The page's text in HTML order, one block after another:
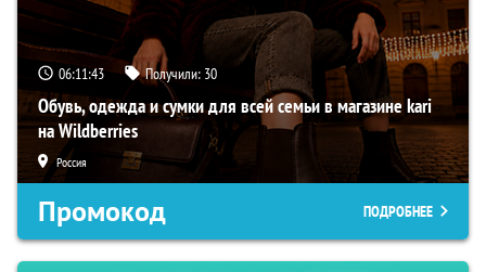
06:11:43 Получили: 30
Обувь, одежда и сумки для всей семьи в магазине kari
на Wildberries
Россия
Промокод ПОДРОБНЕЕ